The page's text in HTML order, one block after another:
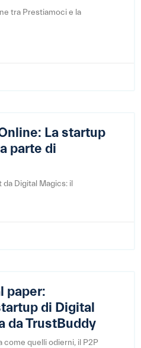
tra Prestiamoci e la
La startup
parte di
Digital Magics: il
paper:
di Digital
da TrustBuddy
come quelli odierni, il P2P